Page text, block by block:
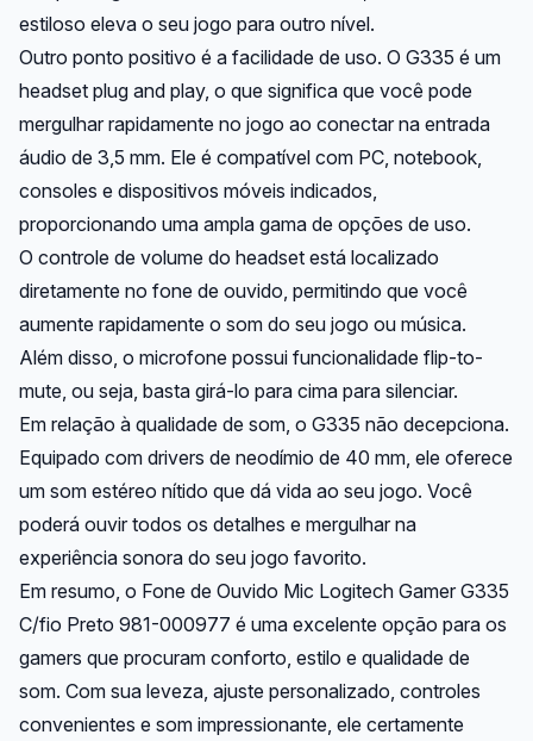
estiloso eleva o seu jogo para outro nível.
Outro ponto positivo é a facilidade de uso. O G335 é um
headset plug and play, o que significa que você pode
mergulhar rapidamente no jogo ao conectar na entrada
áudio de 3,5 mm. Ele é compatível com PC, notebook,
consoles e dispositivos móveis indicados,
proporcionando uma ampla gama de opções de uso.
O controle de volume do headset está localizado
diretamente no fone de ouvido, permitindo que você
aumente rapidamente o som do seu jogo ou música.
Além disso, o microfone possui funcionalidade flip-to-
mute, ou seja, basta girá-lo para cima para silenciar.
Em relação à qualidade de som, o G335 não decepciona.
Equipado com drivers de neodímio de 40 mm, ele oferece
um som estéreo nítido que dá vida ao seu jogo. Você
poderá ouvir todos os detalhes e mergulhar na
experiência sonora do seu jogo favorito.
Em resumo, o Fone de Ouvido Mic Logitech Gamer G335
C/fio Preto 981-000977 é uma excelente opção para os
gamers que procuram conforto, estilo e qualidade de
som. Com sua leveza, ajuste personalizado, controles
convenientes e som impressionante, ele certamente